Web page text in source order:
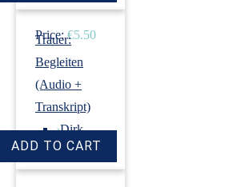
Price: €5.50
Trauer:
Begleiten
(Audio +
Transkript)
›Dirk
Revenstorf